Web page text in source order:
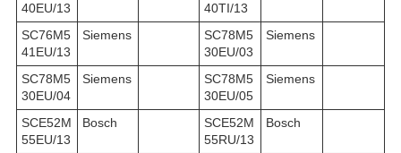
40EU/13
40TI/13
SC76M5
41EU/13
Siemens
SC78M5
30EU/03
Siemens
SC78M5
30EU/04
Siemens
SC78M5
30EU/05
Siemens
SCE52M
55EU/13
Bosch
SCE52M
55RU/13
Bosch